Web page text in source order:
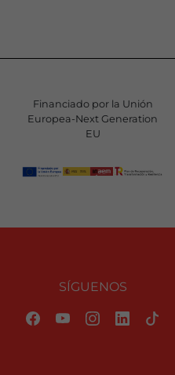
Financiado por la Unión
Europea-Next Generation
EU
SÍGUENOS